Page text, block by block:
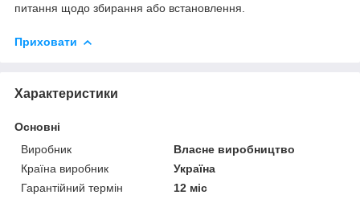
питання щодо збирання або встановлення.
Приховати
Характеристики
Основні
Виробник
Власне виробництво
Країна виробник
Україна
Гарантійний термін
12 міс